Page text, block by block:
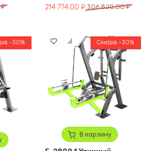
₽ составляла 3 688,00 ₽.
₽. 306 820,00₽
Первоначальная цена
214 774,00 ₽
Текущая цена: 214 774,00 ₽.
-30%
В корзину
Скидка -30%